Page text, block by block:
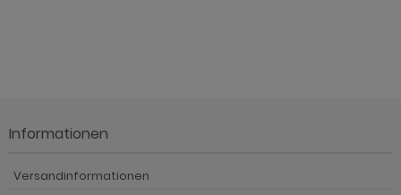
Informationen
Versandinformationen